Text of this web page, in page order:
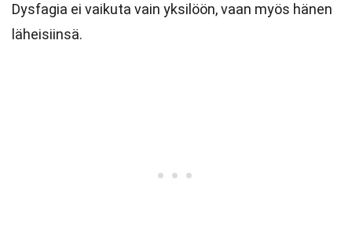
Dysfagia ei vaikuta vain yksilöön, vaan myös hänen
läheisiinsä.